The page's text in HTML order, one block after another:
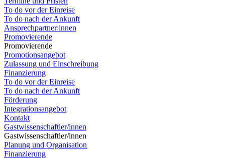
To do vor der Einreise
To do nach der Ankunft
Ansprechpartner:innen
Promovierende
Promovierende
Promotionsangebot
Zulassung und Einschreibung
Finanzierung
To do vor der Einreise
To do nach der Ankunft
Förderung
Integrationsangebot
Kontakt
Gastwissenschaftler/innen
Gastwissenschaftler/innen
Planung und Organisation
Finanzierung